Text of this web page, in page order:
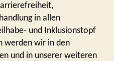
in allen
und Inklusionstopf
werden wir in den
und in unserer weiteren